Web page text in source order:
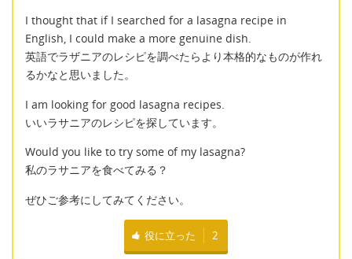
I thought that if I searched for a lasagna recipe in
English, I could make a more genuine dish.
英語でラザニアのレシピを調べたらより本格的なものが作れ
るかなと思いました。
I am looking for good lasagna recipes.
いいラサニアのレシピを探しています。
Would you like to try some of my lasagna?
私のラサニアを食べてみる？
ぜひご参考にしてみてください。
役に立った 2